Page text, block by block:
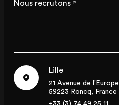
Nous recrutons
Lille
21 Avenue de l'Europe
59223 Roncq, France